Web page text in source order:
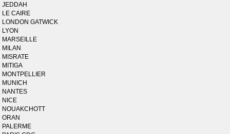
JEDDAH
LE CAIRE
LONDON GATWICK
LYON
MARSEILLE
MILAN
MISRATE
MITIGA
MONTPELLIER
MUNICH
NANTES
NICE
NOUAKCHOTT
ORAN
PALERME